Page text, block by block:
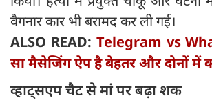
वैगनार कार भी बरामद कर ली गई।
ALSO READ: Telegram vs
सा मैसेजिंग ऐप है बेहतर और दोनों में
व्हाट्सएप चैट से मां पर बढ़ा शक